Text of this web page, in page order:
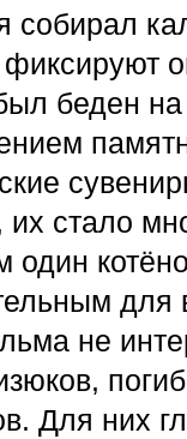
собирал
фиксируют
беден на
их стало
один
для
не
Для них